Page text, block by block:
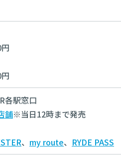
各駅窓口
舗※当日12時まで発売
、 my route、 RYDE PASS